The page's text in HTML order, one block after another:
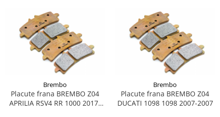
Brembo
Placute frana BREMBO Z04
APRILIA RSV4 RR 1000 2017-
Brembo
Placute frana BREMBO Z04
DUCATI 1098 1098 2007-2007